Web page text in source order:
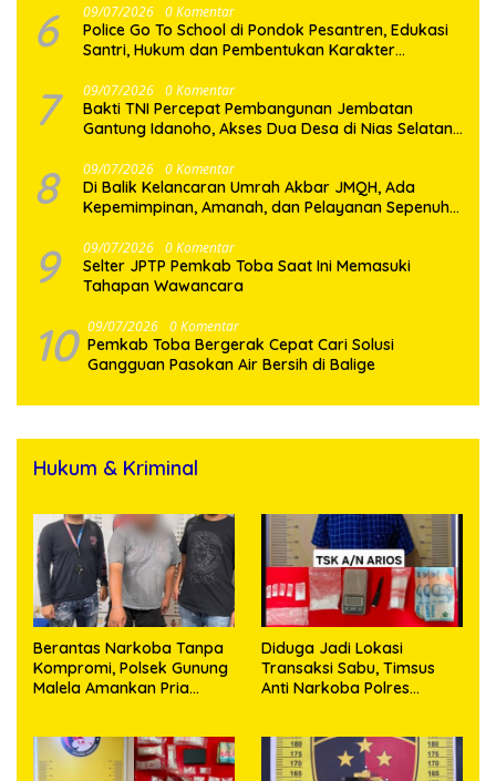
6 09/07/2026 0 Komentar
Police Go To School di Pondok Pesantren, Edukasi
Santri, Hukum dan Pembentukan Karakter
7 09/07/2026 0 Komentar
Bakti TNI Percepat Pembangunan Jembatan
Gantung Idanoho, Akses Dua Desa di Nias Selatan
8 09/07/2026 0 Komentar
Di Balik Kelancaran Umrah Akbar JMQH, Ada
Kepemimpinan, Amanah, dan Pelayanan Sepenuh
9 09/07/2026 0 Komentar
Selter JPTP Pemkab Toba Saat Ini Memasuki
Tahapan Wawancara
10 09/07/2026 0 Komentar
Pemkab Toba Bergerak Cepat Cari Solusi
Gangguan Pasokan Air Bersih di Balige
Hukum & Kriminal
Berantas Narkoba Tanpa
Kompromi, Polsek Gunung
Malela Amankan Pria
Diduga Jadi Lokasi
Transaksi Sabu, Timsus
Anti Narkoba Polres
63,67 Gram Sabu